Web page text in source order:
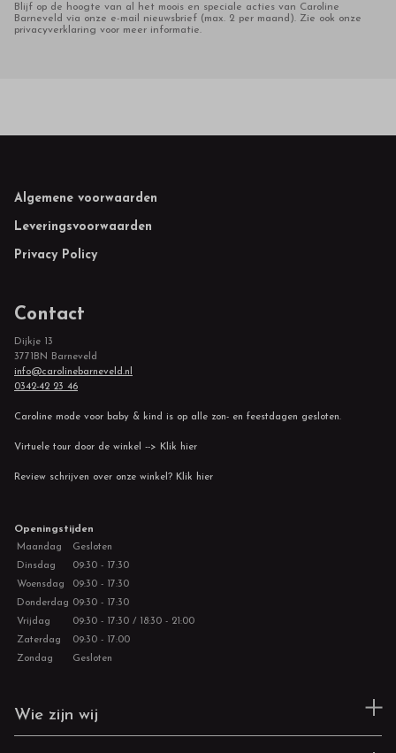
Blijf op de hoogte van al het moois en speciale acties van Caroline
Barneveld via onze e-mail nieuwsbrief (max. 2 per maand). Zie ook onze
privacyverklaring voor meer informatie.
Footer
Algemene voorwaarden
Leveringsvoorwaarden
Privacy Policy
Contact
Dijkje 13
3771BN Barneveld
info@carolinebarneveld.nl
0342-42 23 46
Caroline mode voor baby & kind is op alle zon- en feestdagen gesloten.
Virtuele tour door de winkel --> Klik hier
Review schrijven over onze winkel? Klik hier
Openingstijden
Maandag
Gesloten
Dinsdag
09:30 - 17:30
Woensdag
09:30 - 17:30
Donderdag 09:30 - 17:30
Vrijdag
09:30 - 17:30 / 18:30 - 21:00
Zaterdag
09:30 - 17:00
Zondag
Gesloten
Wie zijn wij